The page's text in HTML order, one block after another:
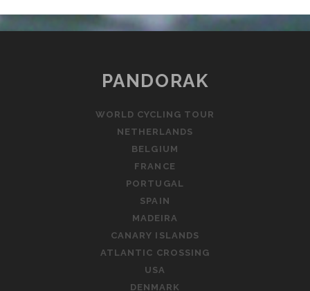
PANDORAK
WORLD CYCLING TOUR
NETHERLANDS
BELGIUM
FRANCE
PORTUGAL
SPAIN
MADEIRA
CANARY ISLANDS
ATLANTIC CROSSING
USA
DENMARK